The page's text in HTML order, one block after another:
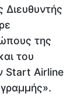
Διευθυντής
της
του
Start Airline